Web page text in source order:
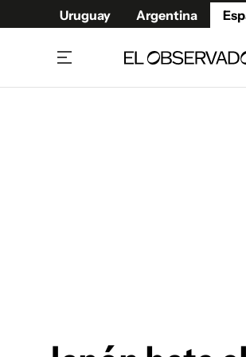
Uruguay Argentina